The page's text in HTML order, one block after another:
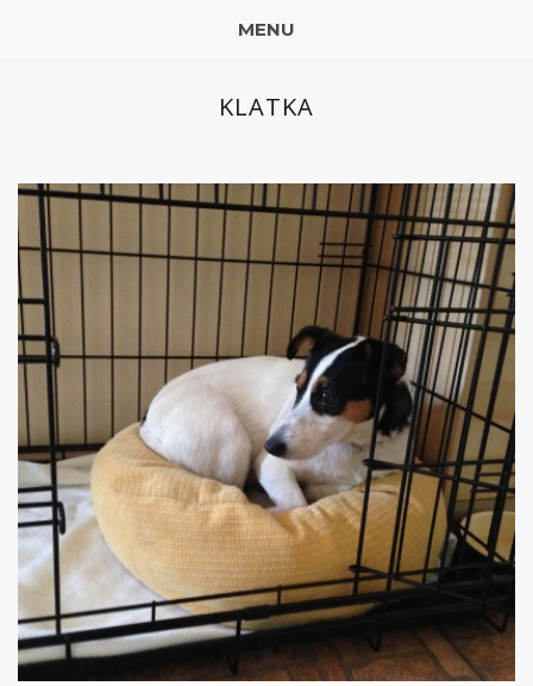
MENU
KLATKA